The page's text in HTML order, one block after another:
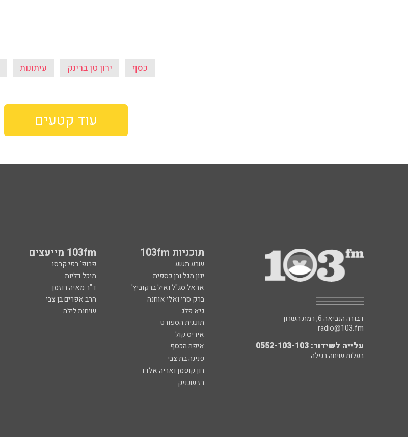
כסף ירון טן ברינק עיתונות
עוד קטעים
תוכניות 103fm 103fm מייעצים
שבע תשע פרופ' רפי קרסו
ינון מגל ובן כספית
מיכל דליות
אראל סג"ל ואיל ברקוביץ'
ד"ר מאיה רוזמן
ברק סרי ואלי אוחנה
הרב אפרים בן צבי
גיא פלג
שיחות לילה
תוכנית הספורט
איריס קול
איפה הכסף
פנינה בת צבי
רון קופמן ואריה אלדד
רז שכניק
דבורה הנביאה 6, רמת השרון
radio@103.fm
עלייה לשידור: 0552-103-103
בעלות שיחה רגילה